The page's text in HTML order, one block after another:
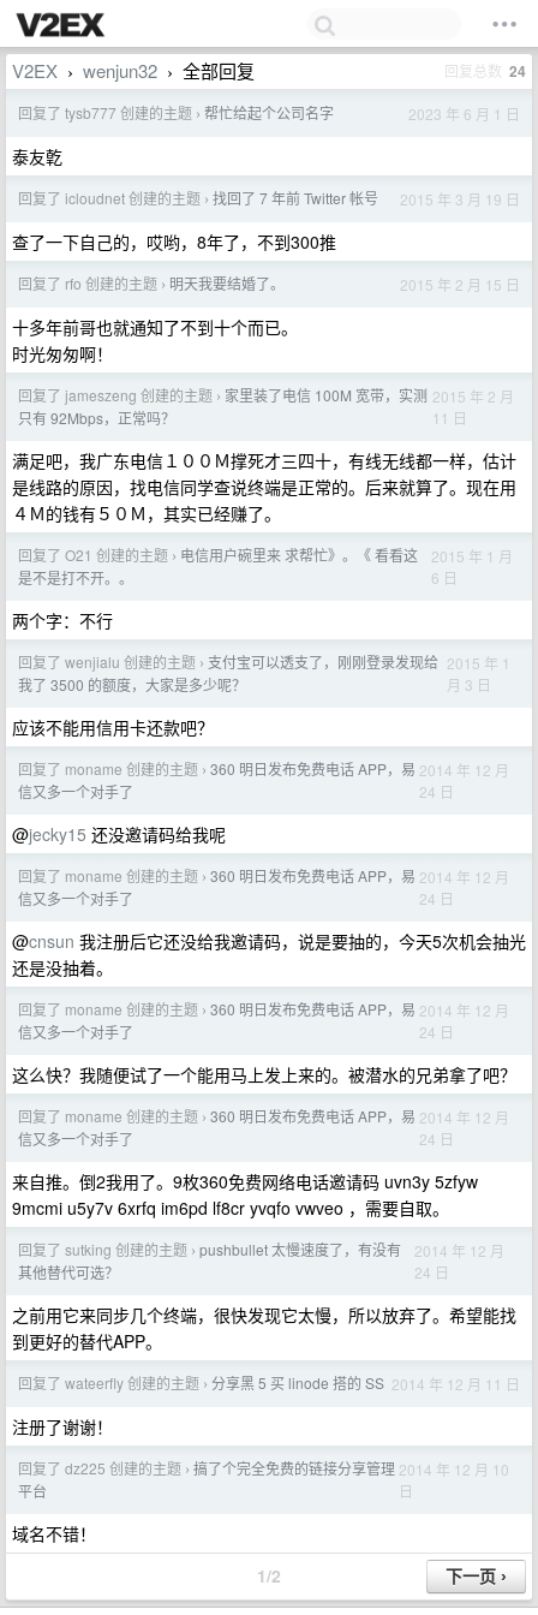
V2EX › wenjun32 › 全部回复 回复总数 24
回复了 tysb777 创建的主题 › 帮忙给起个公司名字 2023 年 6 月 1 日
泰友亁
回复了 icloudnet 创建的主题 › 找回了 7 年前 Twitter 帐号 2015 年 3 月 19 日
查了一下自己的，哎哟，8年了，不到300推
回复了 rfo 创建的主题 › 明天我要结婚了。 2015 年 2 月 15 日
十多年前哥也就通知了不到十个而已。
时光匆匆啊！
回复了 jameszeng 创建的主题 › 家里装了电信 100M 宽带，实测
只有 92Mbps，正常吗？
2015 年 2 月
11 日
满足吧，我广东电信１００Ｍ撑死才三四十，有线无线都一样，估计
是线路的原因，找电信同学查说终端是正常的。后来就算了。现在用
４Ｍ的钱有５０Ｍ，其实已经赚了。
回复了 O21 创建的主题 › 电信用户碗里来 求帮忙》。《 看看这
是不是打不开。。
2015 年 1 月
6 日
两个字：不行
回复了 wenjialu 创建的主题 › 支付宝可以透支了，刚刚登录发现给
我了 3500 的额度，大家是多少呢？
2015 年 1
月 3 日
应该不能用信用卡还款吧？
回复了 moname 创建的主题 › 360 明日发布免费电话 APP，易
信又多一个对手了
2014 年 12 月
24 日
@jecky15 还没邀请码给我呢
回复了 moname 创建的主题 › 360 明日发布免费电话 APP，易
信又多一个对手了
2014 年 12 月
24 日
@cnsun 我注册后它还没给我邀请码，说是要抽的，今天5次机会抽光
还是没抽着。
回复了 moname 创建的主题 › 360 明日发布免费电话 APP，易
信又多一个对手了
2014 年 12 月
24 日
这么快？我随便试了一个能用马上发上来的。被潜水的兄弟拿了吧？
回复了 moname 创建的主题 › 360 明日发布免费电话 APP，易
信又多一个对手了
2014 年 12 月
24 日
来自推。倒2我用了。9枚360免费网络电话邀请码 uvn3y 5zfyw
9mcmi u5y7v 6xrfq im6pd lf8cr yvqfo vwveo ，需要自取。
回复了 sutking 创建的主题 › pushbullet 太慢速度了，有没有
其他替代可选？
2014 年 12 月
24 日
之前用它来同步几个终端，很快发现它太慢，所以放弃了。希望能找
到更好的替代APP。
回复了 wateerfly 创建的主题 › 分享黑 5 买 linode 搭的 SS 2014 年 12 月 11 日
注册了谢谢！
回复了 dz225 创建的主题 › 搞了个完全免费的链接分享管理
平台
2014 年 12 月 10
日
域名不错！
1/2